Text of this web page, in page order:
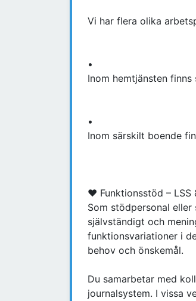
Vi har flera olika
•
Inom hemtjänsten
•
Inom särskilt boende
♥ Funktionsstöd – LSS
Som stödpersonal
självständigt och
funktionsvariationer i
behov och önskemål.
Du samarbetar med
journalsystem. I vissa